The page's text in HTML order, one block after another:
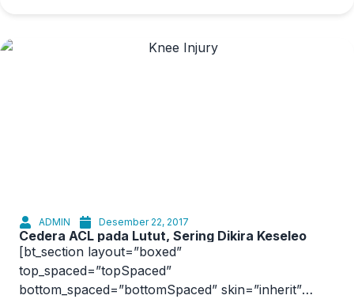
ADMIN Desember 22, 2017
Cedera ACL pada Lutut, Sering Dikira Keseleo
[bt_section layout=”boxed”
top_spaced=”topSpaced”
bottom_spaced=”bottomSpaced” skin=”inherit”